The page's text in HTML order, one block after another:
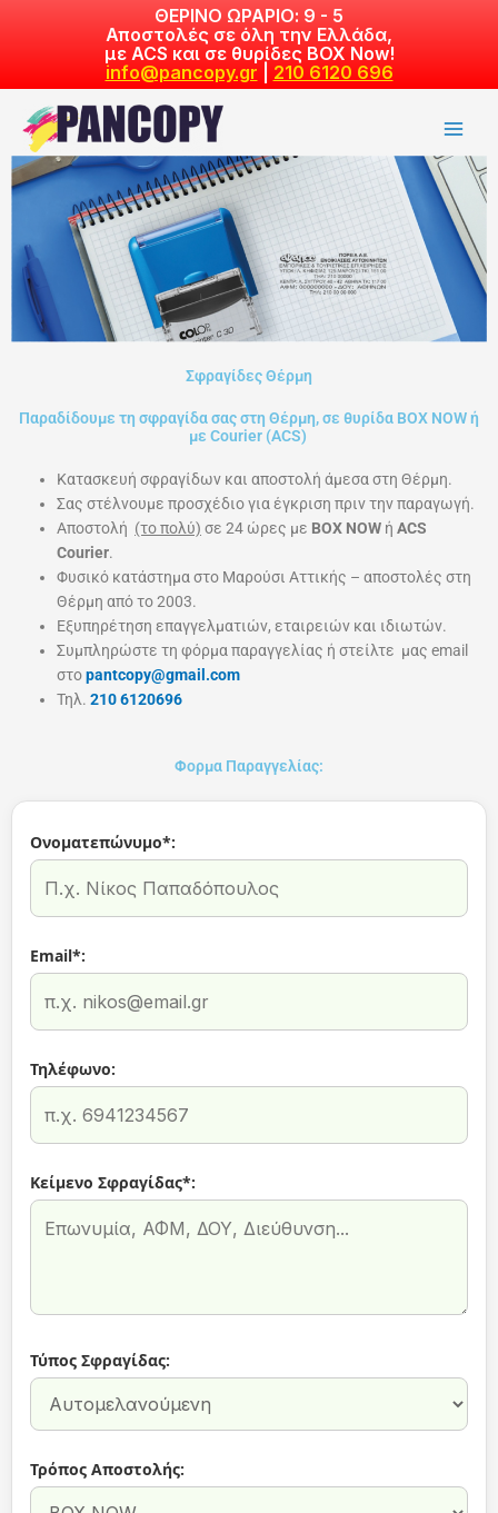
ΘΕΡΙΝΟ ΩΡΑΡΙΟ: 9 - 5
Αποστολές σε όλη την Ελλάδα,
με ACS και σε θυρίδες BOX Now!
info@pancopy.gr
210 6120 696
Σφραγίδες Θέρμη
Παραδίδουμε τη σφραγίδα σας στη Θέρμη, σε θυρίδα ΒΟΧ NOW ή
με Courier (ACS)
Κατασκευή σφραγίδων και αποστολή άμεσα στη Θέρμη.
Σας στέλνουμε προσχέδιο για έγκριση πριν την παραγωγή.
Aποστολή (το πολύ) σε 24 ώρες με BOX NOW ήACS
Courier.
Φυσικό κατάστημα στο Μαρούσι Αττικής – αποστολές στη
Θέρμη από το 2003.
Εξυπηρέτηση επαγγελματιών, εταιρειών και ιδιωτών.
Συμπληρώστε τη φόρμα παραγγελίας ή στείλτε μας email
στοpantcopy@gmail.com
Τηλ.210 6120696
Φορμα Παραγγελίας:
Ονοματεπώνυμο*:
Email*:
Τηλέφωνο:
Κείμενο Σφραγίδας*:
Τύπος Σφραγίδας:
Τρόπος Αποστολής: